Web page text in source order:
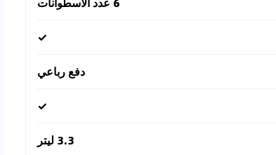
✓
دفع رباعي
✓
3.3 ليتر